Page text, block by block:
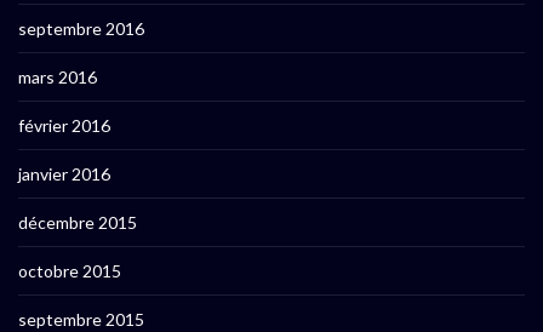
septembre 2016
mars 2016
février 2016
janvier 2016
décembre 2015
octobre 2015
septembre 2015